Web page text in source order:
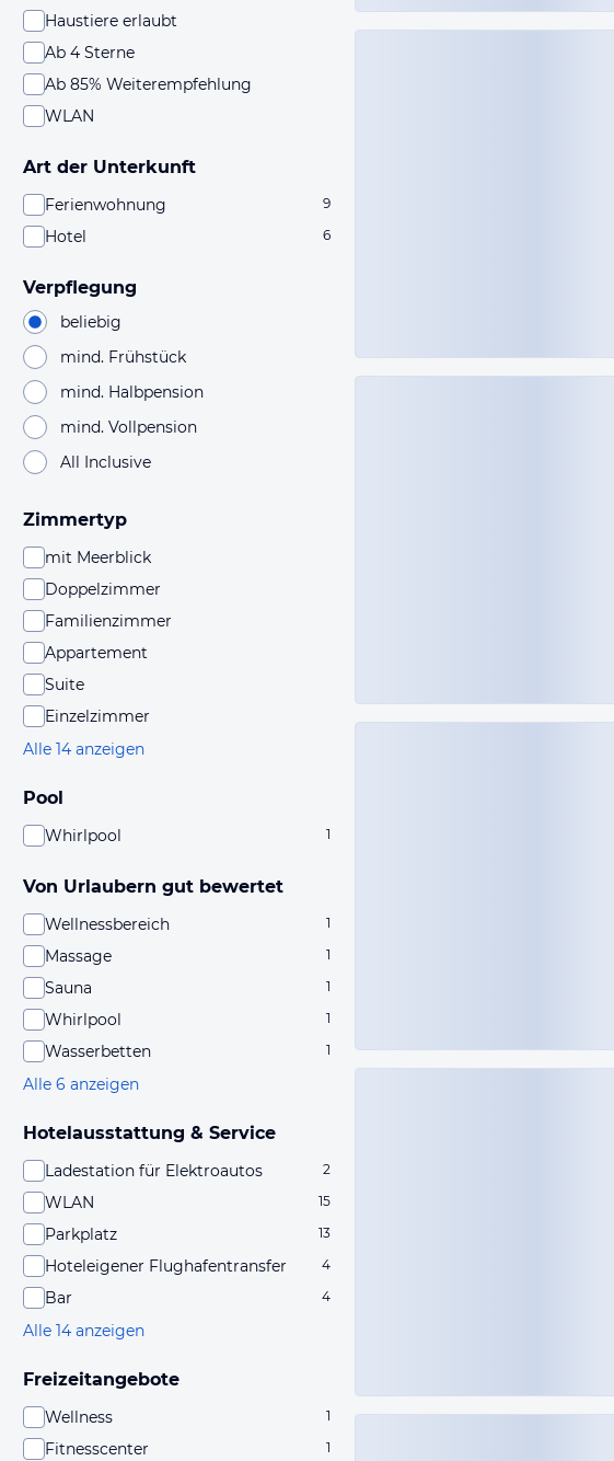
Haustiere erlaubt
Ab 4 Sterne
Ab 85% Weiterempfehlung
WLAN
Art der Unterkunft
Ferienwohnung 9
Hotel 6
Verpflegung
beliebig
mind. Frühstück
mind. Halbpension
mind. Vollpension
All Inclusive
Zimmertyp
mit Meerblick
Doppelzimmer
Familienzimmer
Appartement
Suite
Einzelzimmer
Alle 14 anzeigen
Pool
Whirlpool 1
Von Urlaubern gut bewertet
Wellnessbereich 1
Massage 1
Sauna 1
Whirlpool 1
Wasserbetten 1
Alle 6 anzeigen
Hotelausstattung & Service
Ladestation für Elektroautos 2
WLAN 15
Parkplatz 13
Hoteleigener Flughafentransfer 4
Bar 4
Alle 14 anzeigen
Freizeitangebote
Wellness 1
Fitnesscenter 1